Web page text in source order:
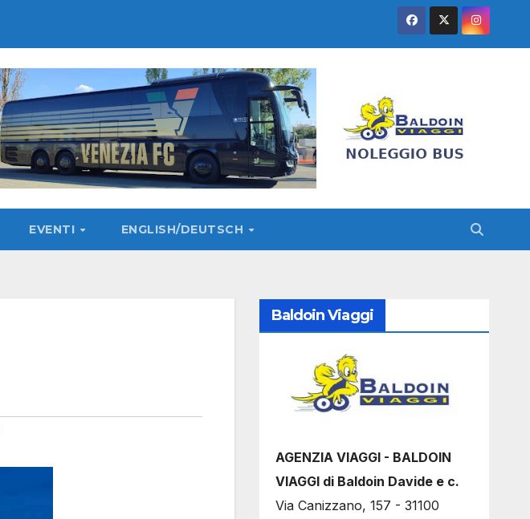
EVENTI ENGLISH/DEUTSCH
Baldoin Viaggi
AGENZIA VIAGGI - BALDOIN
VIAGGI di Baldoin Davide e c.
Via Canizzano, 157 - 31100